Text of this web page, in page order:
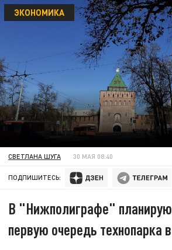
ЭКОНОМИКА
СВЕТЛАНА ШУГА 30 МАЯ 08:40
ПОДПИШИТЕСЬ:
В "Нижполиграфе"
первую очередь технопарка